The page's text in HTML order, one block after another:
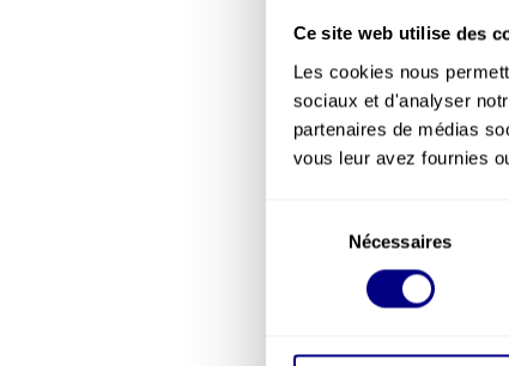
Ce site web utilise des
Les cookies nous
sociaux et d'analyser
partenaires de médias
vous leur avez fournies
consentement
Nécessaires
y la calidad de la
desarrollan
organizacional.
3.
Elwork designes
objetivos,